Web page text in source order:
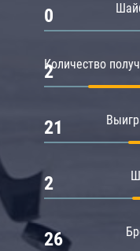
0
Количество
2
21
2
26